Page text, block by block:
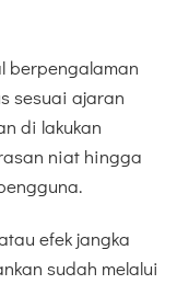
berpengalaman
sesuai ajaran
di lakukan
niat hingga
efek jangka
sudah melalui